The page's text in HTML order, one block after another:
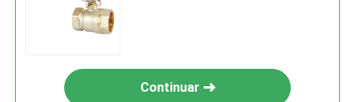
Continuar